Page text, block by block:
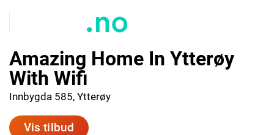
Amazing Home In Ytterøy
With Wifi
Innbygda 585, Ytterøy
Vis tilbud